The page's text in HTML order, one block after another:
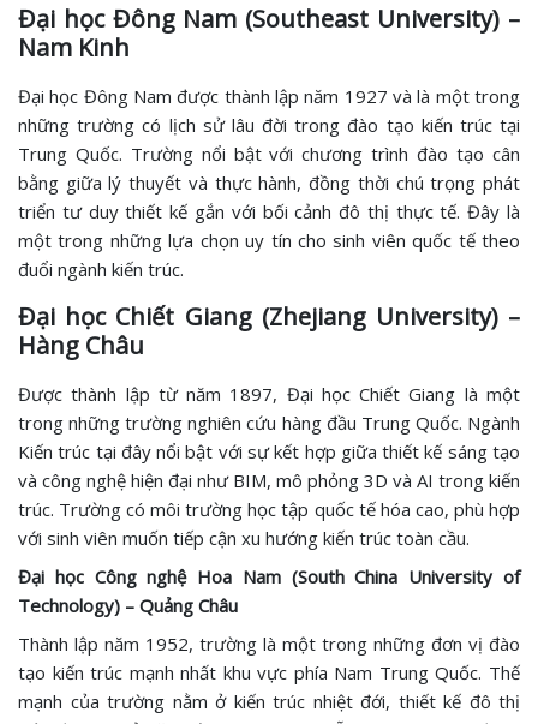
Đại học Đông Nam (Southeast University) –
Nam Kinh
Đại học Đông Nam được thành lập năm 1927 và là một trong
những trường có lịch sử lâu đời trong đào tạo kiến trúc tại
Trung Quốc. Trường nổi bật với chương trình đào tạo cân
bằng giữa lý thuyết và thực hành, đồng thời chú trọng phát
triển tư duy thiết kế gắn với bối cảnh đô thị thực tế. Đây là
một trong những lựa chọn uy tín cho sinh viên quốc tế theo
đuổi ngành kiến trúc.
Đại học Chiết Giang (Zhejiang University) –
Hàng Châu
Được thành lập từ năm 1897, Đại học Chiết Giang là một
trong những trường nghiên cứu hàng đầu Trung Quốc. Ngành
Kiến trúc tại đây nổi bật với sự kết hợp giữa thiết kế sáng tạo
và công nghệ hiện đại như BIM, mô phỏng 3D và AI trong kiến
trúc. Trường có môi trường học tập quốc tế hóa cao, phù hợp
với sinh viên muốn tiếp cận xu hướng kiến trúc toàn cầu.
Đại học Công nghệ Hoa Nam (South China University of
Technology) – Quảng Châu
Thành lập năm 1952, trường là một trong những đơn vị đào
tạo kiến trúc mạnh nhất khu vực phía Nam Trung Quốc. Thế
mạnh của trường nằm ở kiến trúc nhiệt đới, thiết kế đô thị